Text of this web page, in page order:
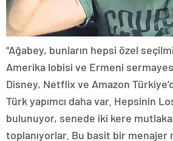
“Ağabey, bunların hepsi özel
Amerika lobisi ve Ermeni
Disney, Netflix ve Amazon
Türk yapımcı daha var. Hepsinin
bulunuyor, senede iki kere
toplanıyorlar. Bu basit bir menajer